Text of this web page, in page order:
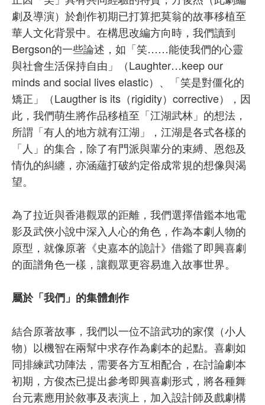
劇及導演）於創作初期已打算把莫翁的故事移植至
華人文化背景中。在構思改編方向時，我們讀到
Bergson的一些論述，如「笑……能使我們的心靈
與社會生活保持自由」（Laughter…keep our
minds and social lives elastic）、「笑是對僵化的
矯正」（Laugther is its（rigidity）corrective），因
此，我們萌生將作品移植至「江湖武林」的想法，
所謂「有人的地方就有江湖」，江湖是各式各樣的
「人」的集合，除了有門派與輩分的束縛、恩怨及
情仇的糾纏，亦涵蘊打破約定俗成常規的想像與渴
望。
為了拉近與香港觀眾的距離，我們選擇借鑑本地電
影及武俠小說中深入人心的角色，作為本劇人物的
原型，就像原著《史嘉本的詭計》借鑑了即興喜劇
的面譜角色一樣，讓觀眾更容易進入故事世界。
屬於「我們」的集體創作
結合原著故事，我們以一位不諳武功的家僕（小人
物）以機智在兩幫中求存作為劇本的起點。喜劇如
同排練武功陣法，需要各方互相配合，在討論劇本
初期，方俊杰已提出參考即興喜劇形式，將各種舞
台元素應用於敘事及表演上，加入設計師及戲劇構